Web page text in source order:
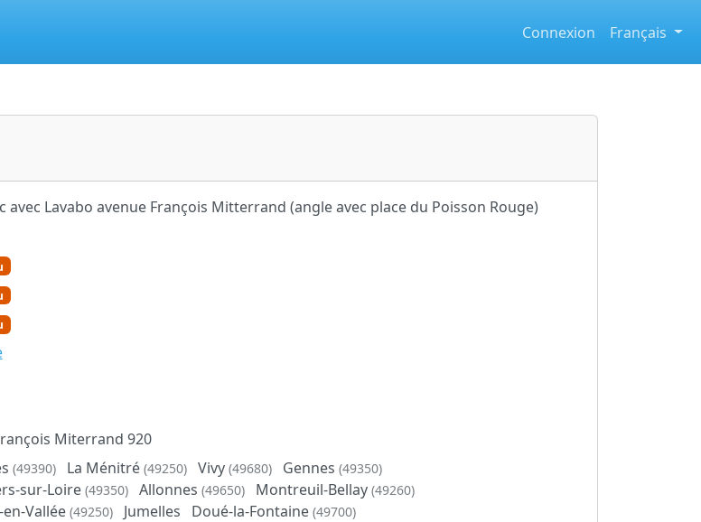
Connexion Français
avec Lavabo avenue François Mitterrand (angle avec place du Poisson Rouge)
Miterrand 920
(49390) La Ménitré (49250) Vivy (49680) Gennes (49350)
sur-Loire (49350) Allonnes (49650) Montreuil-Bellay (49260)
Vallée (49250) Jumelles Doué-la-Fontaine (49700)